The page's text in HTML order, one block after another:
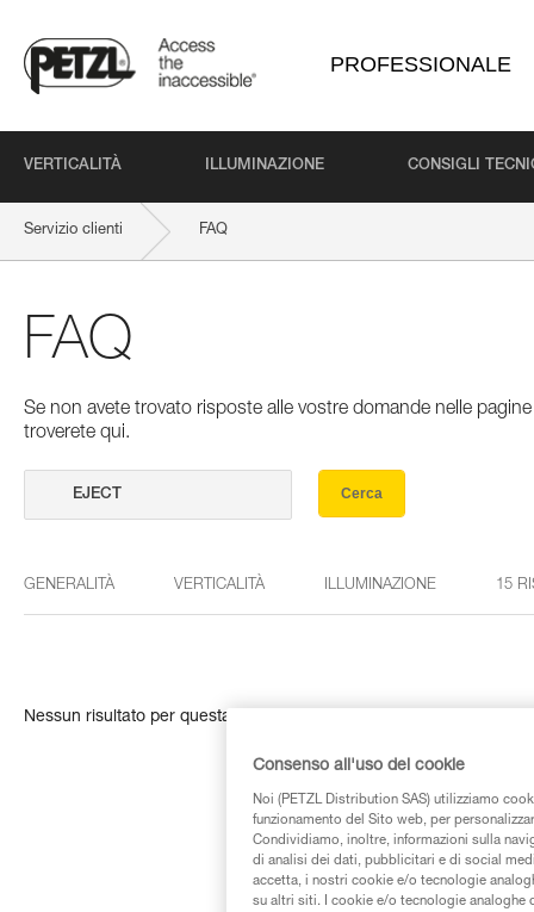
PROFESSIONALE
VERTICALITÀ ILLUMINAZIONE CONSIGLI
Servizio clienti FAQ
FAQ
Se non avete trovato risposte alle vostre domande nelle
troverete qui.
Cerca
GENERALITÀ VERTICALITÀ ILLUMINAZIONE 15
Nessun risultato per questa ricerca
Consenso all'uso dei cookie
Noi (PETZL Distribution SAS) utilizziamo
funzionamento del Sito web, per
Condividiamo, inoltre, informazioni sulla
di analisi dei dati, pubblicitari e di social
accetta, i nostri cookie e/o tecnologie
su altri siti. I cookie e/o tecnologie analoghe